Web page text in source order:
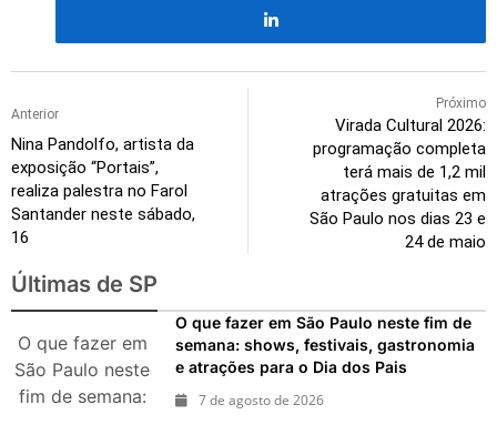
Anterior
Nina Pandolfo, artista da
exposição “Portais”,
realiza palestra no Farol
Santander neste sábado,
16
Próximo
Virada Cultural 2026:
programação completa
terá mais de 1,2 mil
atrações gratuitas em
São Paulo nos dias 23 e
24 de maio
Últimas de SP
O que fazer em
São Paulo neste
fim de semana:
O que fazer em São Paulo neste fim de
semana: shows, festivais, gastronomia
e atrações para o Dia dos Pais
7 de agosto de 2026